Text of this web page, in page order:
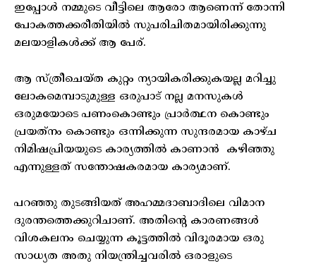
ഇപ്പോൾ നമ്മുടെ വീട്ടിലെ ആരോ ആണെന്ന് തോന്നി
പോകത്തക്കരീതിയിൽ സുപരിചിതമായിരിക്കുന്നു
മലയാളികൾക്ക് ആ പേര്.
ആ സ്ത്രീചെയ്ത കുറ്റം ന്യായികരിക്കുകയല്ല മറിച്ചു
ലോകമെമ്പാടുമുള്ള ഒരുപാട് നല്ല മനസുകൾ
ഒരുമയോടെ പണംകൊണ്ടും പ്രാർത്ഥന കൊണ്ടും
പ്രയത്‌നം കൊണ്ടും ഒന്നിക്കുന്ന സുന്ദരമായ കാഴ്ച
നിമിഷപ്രിയയുടെ കാര്യത്തിൽ കാണാൻ കഴിഞ്ഞു
എന്നുള്ളത് സന്തോഷകരമായ കാര്യമാണ്.
പറഞ്ഞു തുടങ്ങിയത് അഹമ്മദാബാദിലെ വിമാന
ദുരന്തത്തെക്കുറിചാണ്. അതിന്റെ കാരണങ്ങൾ
വിശകലനം ചെയ്യുന്ന കൂട്ടത്തിൽ വിദൂരമായ ഒരു
സാധ്യത അതു നിയന്ത്രിച്ചവരിൽ ഒരാളുടെ